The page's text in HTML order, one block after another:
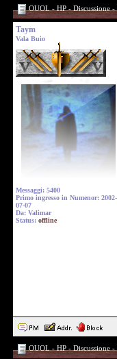
OUOL - HP - Discussione
Taym
Vala Buio
Messaggi: 5400
Primo ingresso in Numenor: 2002-
07-07
Da: Valimar
Status: offline
OUOL - HP - Discussione